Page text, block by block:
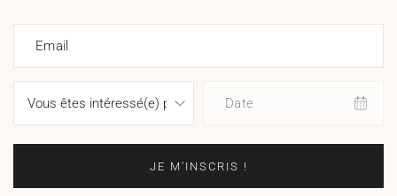
Email
Date
JE M'INSCRIS !